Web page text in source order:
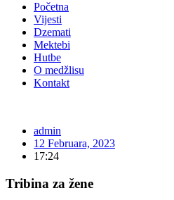
Početna
Vijesti
Dzemati
Mektebi
Hutbe
O medžlisu
Kontakt
admin
12 Februara, 2023
17:24
Tribina za žene